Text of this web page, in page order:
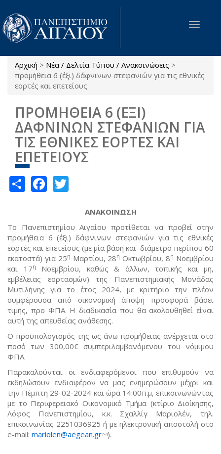
Παράκαμψη προς το κυρίως περιεχόμενο
Toggle
Είστε εδώ
Αρχική > Νέα / Δελτία Τύπου / Ανακοινώσεις >
προμήθεια 6 (έξι) δάφνινων στεφανιών για τις εθνικές
εορτές και επετείους
ΠΡΟΜΗΘΕΙΑ 6 (ΕΞΙ)
ΔΑΦΝΙΝΩΝ ΣΤΕΦΑΝΙΩΝ ΓΙΑ
ΤΙΣ ΕΘΝΙΚΕΣ ΕΟΡΤΕΣ ΚΑΙ
ΕΠΕΤΕΙΟΥΣ
ShareFacebook
ΑΝΑΚΟΙΝΩΣΗ
Το Πανεπιστημίου Αιγαίου προτίθεται να προβεί στην
προμήθεια 6 (έξι) δάφνινων στεφανιών για τις εθνικές
εορτές και επετείους (με μία βάση και διάμετρο περίπου 60
εκατοστά) για 25η Μαρτίου, 28η Οκτωβρίου, 8η Νοεμβρίου
και 17η
Νοεμβρίου, καθώς & άλλων, τοπικής και μη,
εμβέλειας εορτασμών) της Πανεπιστημιακής Μονάδας
Μυτιλήνης για το έτος 2024, με κριτήριο την πλέον
συμφέρουσα από οικονομική άποψη προσφορά βάσει
τιμής, προ ΦΠΑ. Η διαδικασία που θα ακολουθηθεί είναι
αυτή της απευθείας ανάθεσης.
Ο προϋπολογισμός της ως άνω προμήθειας ανέρχεται στο
ποσό των 300,00€ συμπεριλαμβανόμενου του νόμιμου
ΦΠΑ.
Παρακαλούνται οι ενδιαφερόμενοι που επιθυμούν να
εκδηλώσουν ενδιαφέρον να μας ενημερώσουν μέχρι και
την Πέμπτη 29-02-2024 και ώρα 14:00π.μ, επικοινωνώντας
με το Περιφερειακό Οικονομικό Τμήμα (κτίριο Διοίκησης,
Λόφος Πανεπιστημίου, κ.κ. Σχαλλίγ Μαριολέν, τηλ.
επικοινωνίας 2251036925 ή με ηλεκτρονική αποστολή στο
e-mail: mariolen@aegean.gr(link sends e-mail)
).